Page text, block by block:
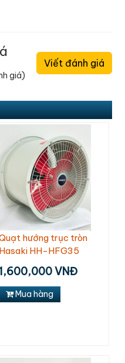
giá)
Viết đánh giá
hướng trục tròn
Hasaki HH-HFG35
VNĐ
Mua hàng